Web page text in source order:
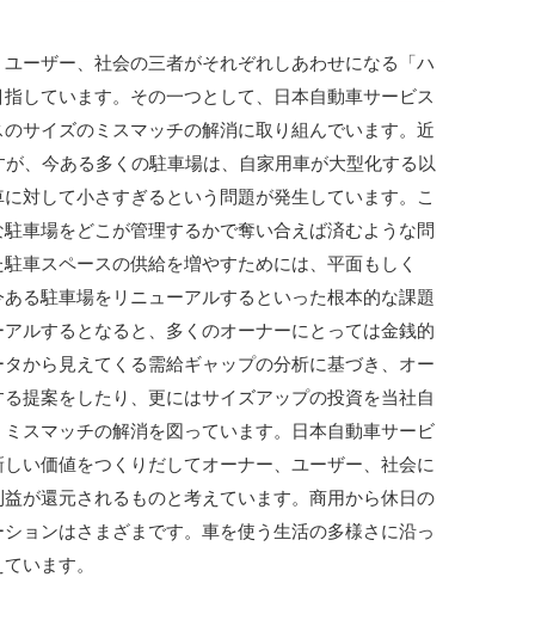
ーザー、社会の三者がそれぞれしあわせになる「ハ
しています。その一つとして、日本自動車サービス
サイズのミスマッチの解消に取り組んでいます。近
、今ある多くの駐車場は、自家用車が大型化する以
対して小さすぎるという問題が発生しています。こ
車場をどこが管理するかで奪い合えば済むような問
車スペースの供給を増やすためには、平面もしく
る駐車場をリニューアルするといった根本的な課題
ルするとなると、多くのオーナーにとっては金銭的
から見えてくる需給ギャップの分析に基づき、オー
提案をしたり、更にはサイズアップの投資を当社自
スマッチの解消を図っています。日本自動車サービ
い価値をつくりだしてオーナー、ユーザー、社会に
が還元されるものと考えています。商用から休日の
ョンはさまざまです。車を使う生活の多様さに沿っ
います。